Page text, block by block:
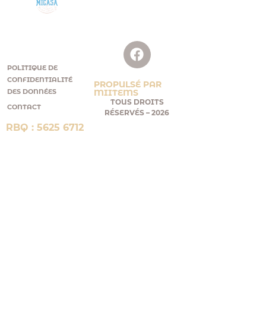
POLITIQUE DE
CONFIDENTIALITÉ
DES DONNÉES
CONTACT
RBQ : 5625 6712
PROPULSÉ PAR
MIITEMS
TOUS DROITS
RÉSERVÉS – 2026